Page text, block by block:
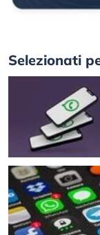
Selezionati